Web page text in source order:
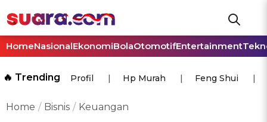
HomeNasionalEkonomiBolaOtomotifEntertainment
🔥 Trending Profil Hp Murah Feng Shui
Home Bisnis Keuangan